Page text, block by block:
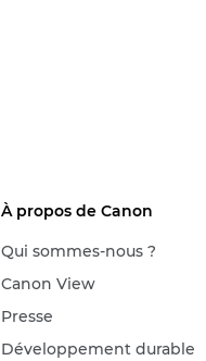
À propos de Canon
Qui sommes-nous ?
Canon View
Presse
Développement durable